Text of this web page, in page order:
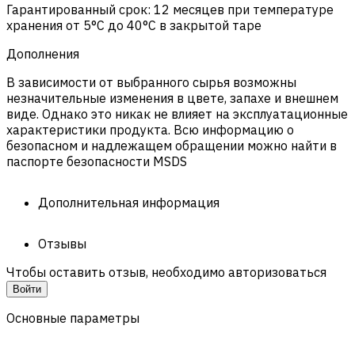
Гарантированный срок: 12 месяцев при температуре
хранения от 5°C до 40°C в закрытой таре
Дополнения
В зависимости от выбранного сырья возможны
незначительные изменения в цвете, запахе и внешнем
виде. Однако это никак не влияет на эксплуатационные
характеристики продукта. Всю информацию о
безопасном и надлежащем обращении можно найти в
паспорте безопасности MSDS
Дополнительная информация
Отзывы
Чтобы оставить отзыв, необходимо авторизоваться
Войти
Основные параметры